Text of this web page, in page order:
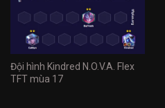
Đội hình Kindred N.O.V.A. Flex
TFT mùa 17